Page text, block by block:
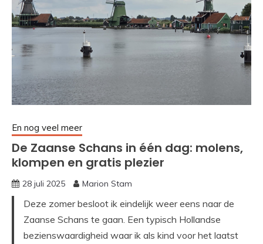
En nog veel meer
De Zaanse Schans in één dag: molens,
klompen en gratis plezier
28 juli 2025 Marion Stam
Deze zomer besloot ik eindelijk weer eens naar de
Zaanse Schans te gaan. Een typisch Hollandse
bezienswaardigheid waar ik als kind voor het laatst